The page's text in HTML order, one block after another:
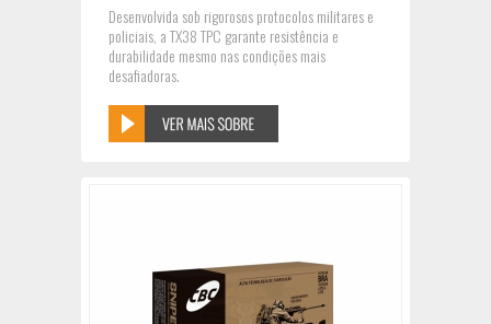
Desenvolvida sob rigorosos protocolos militares e
policiais, a TX38 TPC garante resistência e
durabilidade mesmo nas condições mais
desafiadoras.